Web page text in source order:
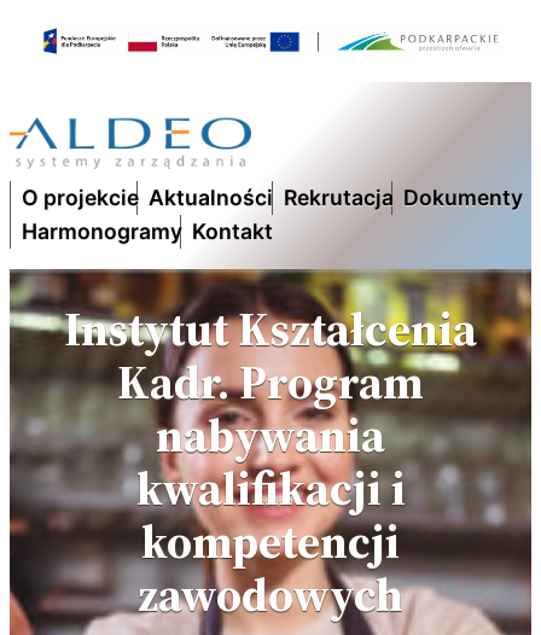
O projekcie Aktualności Rekrutacja Dokumenty
Harmonogramy Kontakt
Instytut Kształcenia
Kadr. Program
nabywania
kwalifikacji i
kompetencji
zawodowych